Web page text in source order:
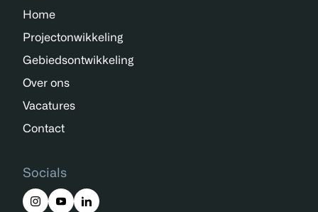
Home
Projectonwikkeling
Gebiedsontwikkeling
Over ons
Vacatures
Contact
Socials